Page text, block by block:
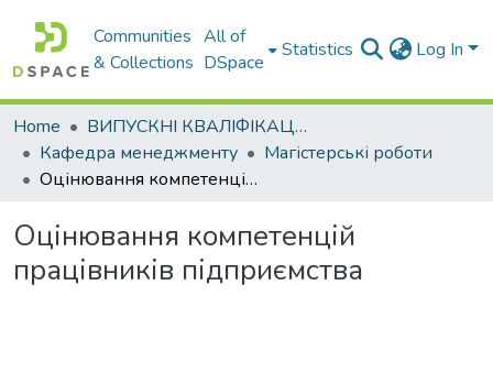
Communities
& Collections
All of
DSpace
Statistics Log In
Home
ВИПУСКНІ КВАЛІФІКАЦІЙНІ РОБОТИ
Кафедра менеджменту
Магістерські роботи
Оцінювання компетенцій працівників підприємства
Оцінювання компетенцій
працівників підприємства